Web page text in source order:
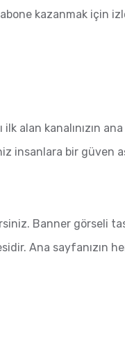
kazanmak için
alan kanalınızın
insanlara bir güven
Banner görseli
Ana sayfanızın